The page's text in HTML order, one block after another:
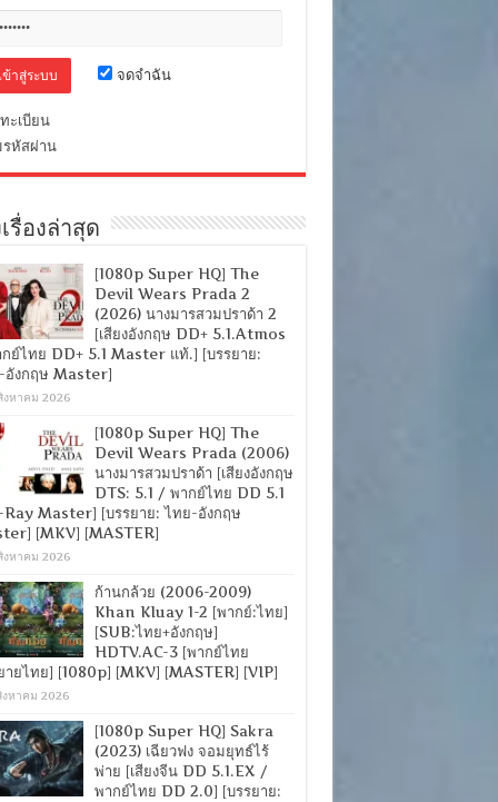
จดจำฉัน
ะเบียน
หัสผ่าน
รื่องล่าสุด
[1080p Super HQ] The
Devil Wears Prada 2
(2026) นางมารสวมปราด้า 2
[เสียงอังกฤษ DD+ 5.1.Atmos
ย์ไทย DD+ 5.1 Master แท้.] [บรรยาย:
อังกฤษ Master]
งหาคม 2026
[1080p Super HQ] The
Devil Wears Prada (2006)
นางมารสวมปราด้า [เสียงอังกฤษ
DTS: 5.1 / พากย์ไทย DD 5.1
Master] [บรรยาย: ไทย-อังกฤษ
[MKV] [MASTER]
งหาคม 2026
ก้านกล้วย (2006-2009)
Khan Kluay 1-2 [พากย์:ไทย]
[SUB:ไทย+อังกฤษ]
HDTV.AC-3 [พากย์ไทย
ายไทย] [1080p] [MKV] [MASTER] [VIP]
งหาคม 2026
[1080p Super HQ] Sakra
(2023) เฉียวฟง จอมยุทธ์ไร้
พ่าย [เสียงจีน DD 5.1.EX /
พากย์ไทย DD 2.0] [บรรยาย: